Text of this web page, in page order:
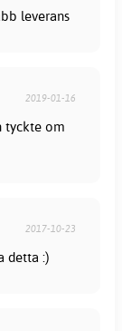
leverans
2019-01-16
tyckte om
2017-10-23
detta :)